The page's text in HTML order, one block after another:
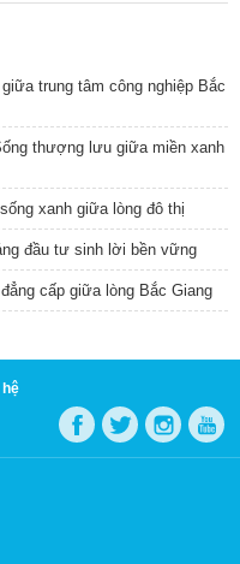
trung tâm công nghiệp Bắc
thượng lưu giữa miền xanh
xanh giữa lòng đô thị
đầu tư sinh lời bền vững
cấp giữa lòng Bắc Giang
hệ